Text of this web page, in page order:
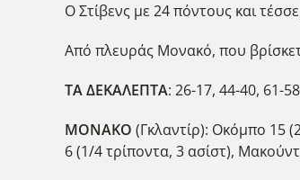
Ο Στίβενς με 24 πόντους και
Από πλευράς Μονακό, που
ΤΑ ΔΕΚΑΛΕΠΤΑ: 26-17, 44-40, 61-
ΜΟΝΑΚΟ (Γκλαντίρ): Οκόμπο 15
6 (1/4 τρίποντα, 3 ασίστ),